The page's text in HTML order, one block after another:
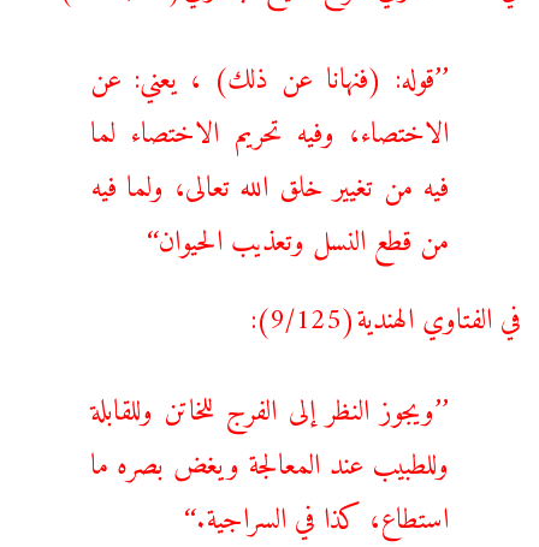
’’قوله: (فنهانا عن ذلك) ، يعني: عن
الاختصاء، وفيه تحريم الاختصاء لما
فيه من تغيير خلق الله تعالى، ولما فيه
من قطع النسل وتعذيب الحيوان‘‘
في الفتاوي الهندية(9/125):
’’ويجوز النظر إلى الفرج للخاتن وللقابلة
وللطبيب عند المعالجة ويغض بصره ما
استطاع، كذا في السراجية.‘‘